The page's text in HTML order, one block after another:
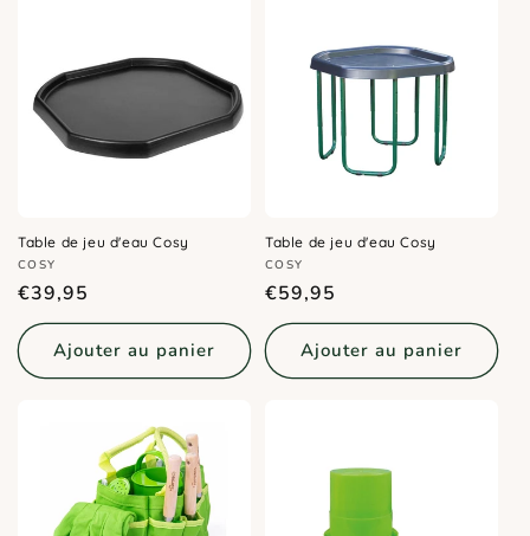
Table de jeu d'eau Cosy
Distributeur :
COSY
Prix
habituel
€39,95
Ajouter au panier
Table de jeu d'eau Cosy
Distributeur :
COSY
Prix
habituel
€59,95
Ajouter au panier